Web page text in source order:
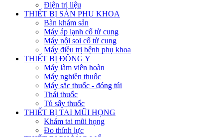
Điện trị liệu
THIẾT BỊ SẢN PHỤ KHOA
Bàn khám sản
Máy áp lạnh cổ tử cung
Máy nội soi cổ tử cung
Máy điều trị bệnh phụ khoa
THIẾT BỊ ĐÔNG Y
Máy làm viên hoàn
Máy nghiền thuốc
Máy sắc thuốc - đóng túi
Thái thuốc
Tủ sấy thuốc
THIẾT BỊ TAI MŨI HỌNG
Khám tai mũi họng
Đo thính lực